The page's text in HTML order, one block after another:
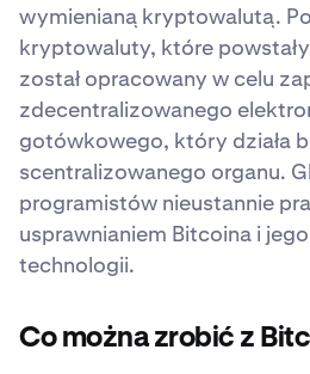
wymienianą kryptowalutą.
kryptowaluty, które
został opracowany w celu
zdecentralizowanego
gotówkowego, który działa
scentralizowanego organu.
programistów nieustannie
usprawnianiem Bitcoina i
technologii.
Co można zrobić z